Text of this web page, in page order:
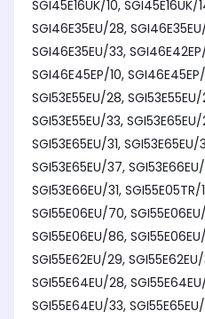
SGI45E16UK/10,
SGI46E35EU/28,
SGI46E35EU/33,
SGI46E45EP/10,
SGI53E55EU/28,
SGI53E55EU/33,
SGI53E65EU/31,
SGI53E65EU/37,
SGI53E66EU/31,
SGI55E06EU/70,
SGI55E06EU/86,
SGI55E62EU/29,
SGI55E64EU/28,
SGI55E64EU/33,